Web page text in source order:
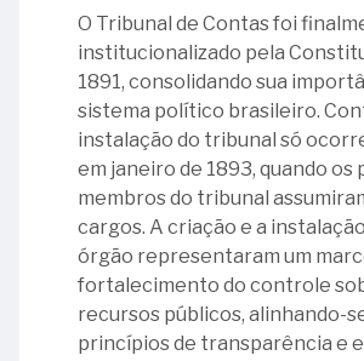
anos
da
promulgação
da
Primeira
Constituição
Republicana
Brasileira
Constituição
Brasileira
de
Serzedello
Corrêa
29
-
Ministro
Bento
Bugarin
30
-
Mondin
18
-
Dia
Internacional
dos
Museus
26
-
Ministro
Tribunal
de
Contas
da
União
(MPTCU)
07
-
Manuel
Alves
Branco
TCU
05
-
Ministro
Luciano
Brandão
06
-
Lei
Brasileira
de
de
La
Rocque
08
-
Ministro
Pedro
Teixeira
Soares
23
Valladão
23
-
Dia
Internacional
da
Língua
de
Sinais
29
-
de
Souza
Martins
04
-
Ministro
Ruben
Rosa
05
-
Constituição
-
Ministro
Manoel
Francisco
Correia
05
-
Aniversário
de
Nascimento
de
O Tribunal de Contas foi
institucionalizado pela
1891, consolidando sua
sistema político brasileiro.
instalação do tribunal só
em janeiro de 1893, quando os
membros do tribunal
cargos. A criação e a
órgão representaram um
fortalecimento do controle
recursos públicos, alinhando-
princípios de transparência e